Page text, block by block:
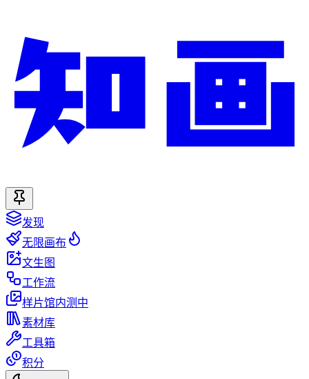
发现
无限画布
文生图
工作流
样片馆内测中
素材库
工具箱
积分